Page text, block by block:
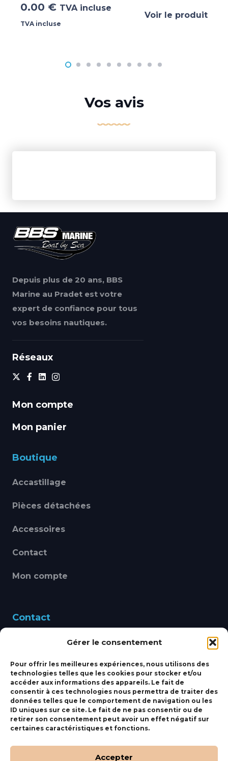
Gérer le consentement
Pour offrir les meilleures expériences, nous utilisons des
technologies telles que les cookies pour stocker et/ou
accéder aux informations des appareils. Le fait de
consentir à ces technologies nous permettra de traiter des
données telles que le comportement de navigation ou les
ID uniques sur ce site. Le fait de ne pas consentir ou de
retirer son consentement peut avoir un effet négatif sur
certaines caractéristiques et fonctions.
Accepter
0.00 € TVA incluse
TVA incluse
Voir le produit
Vos avis
Depuis plus de 20 ans, BBS
Marine au Pradet est votre
expert de confiance pour tous
vos besoins nautiques.
Réseaux
Mon compte
Mon panier
Boutique
Accastillage
Pièces détachées
Accessoires
Contact
Mon compte
Contact
460 Avenue Alain Le
bbsmarine@bbs-
marine.fr
Fixe:04 27 50 24 50
Mobile:06 69 44 48 83